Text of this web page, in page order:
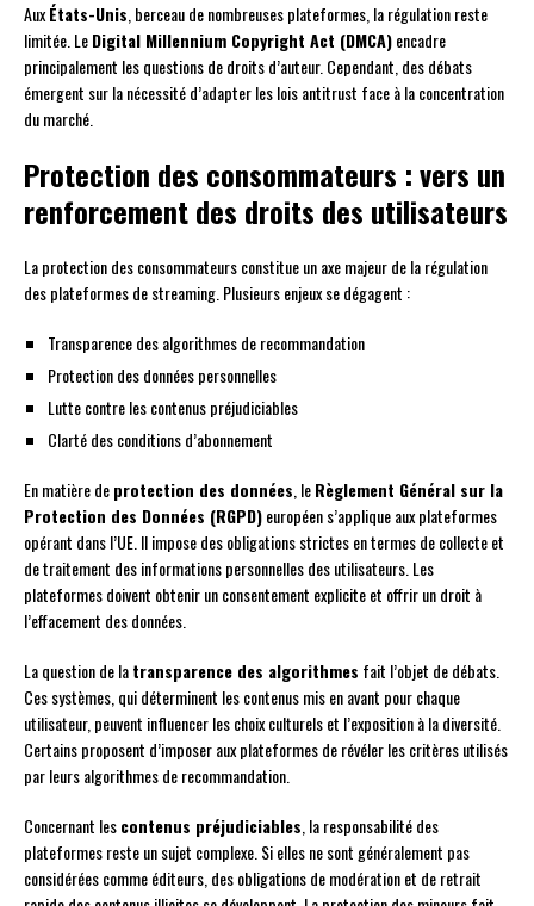
AuxÉtats-Unis, berceau de nombreuses plateformes, la régulation reste
limitée. LeDigital Millennium Copyright Act (DMCA)encadre
principalement les questions de droits d’auteur. Cependant, des débats
émergent sur la nécessité d’adapter les lois antitrust face à la concentration
du marché.
Protection des consommateurs : vers un
renforcement des droits des utilisateurs
La protection des consommateurs constitue un axe majeur de la régulation
des plateformes de streaming. Plusieurs enjeux se dégagent :
Transparence des algorithmes de recommandation
Protection des données personnelles
Lutte contre les contenus préjudiciables
Clarté des conditions d’abonnement
En matière deprotection des données, leRèglement Général sur la
Protection des Données (RGPD)européen s’applique aux plateformes
opérant dans l’UE. Il impose des obligations strictes en termes de collecte et
de traitement des informations personnelles des utilisateurs. Les
plateformes doivent obtenir un consentement explicite et offrir un droit à
l’effacement des données.
La question de latransparence des algorithmes fait l’objet de débats.
Ces systèmes, qui déterminent les contenus mis en avant pour chaque
utilisateur, peuvent influencer les choix culturels et l’exposition à la diversité.
Certains proposent d’imposer aux plateformes de révéler les critères utilisés
par leurs algorithmes de recommandation.
Concernant lescontenus préjudiciables, la responsabilité des
plateformes reste un sujet complexe. Si elles ne sont généralement pas
considérées comme éditeurs, des obligations de modération et de retrait